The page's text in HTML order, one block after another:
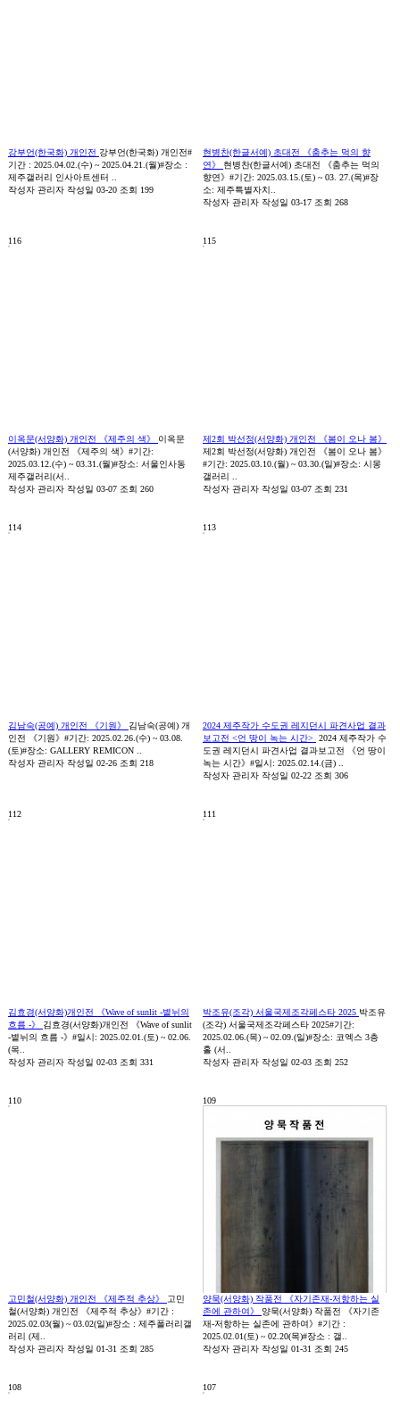
강부언(한국화) 개인전 강부언(한국화) 개인전#
기간 : 2025.04.02.(수) ~ 2025.04.21.(월)#장소 :
제주갤러리 인사아트센터 ..
작성자 관리자 작성일 03-20 조회 199
현병찬(한글서예) 초대전 《춤추는 먹의 향
연》 현병찬(한글서예) 초대전 《춤추는 먹의
향연》#기간: 2025.03.15.(토) ~ 03. 27.(목)#장
소: 제주특별자치..
작성자 관리자 작성일 03-17 조회 268
116
이옥문(서양화) 개인전 《제주의 색》 이옥문
(서양화) 개인전 《제주의 색》#기간:
2025.03.12.(수) ~ 03.31.(월)#장소: 서울인사동
제주갤러리(서..
작성자 관리자 작성일 03-07 조회 260
115
제2회 박선정(서양화) 개인전 《봄이 오나 봄》
제2회 박선정(서양화) 개인전 《봄이 오나 봄》
#기간: 2025.03.10.(월) ~ 03.30.(일)#장소: 시몽
갤러리 ..
작성자 관리자 작성일 03-07 조회 231
114
김남숙(공예) 개인전 《기원》 김남숙(공예) 개
인전 《기원》#기간: 2025.02.26.(수) ~ 03.08.
(토)#장소: GALLERY REMICON ..
작성자 관리자 작성일 02-26 조회 218
113
2024 제주작가 수도권 레지던시 파견사업 결과
보고전 <언 땅이 녹는 시간>
2024 제주작가 수
도권 레지던시 파견사업 결과보고전 《언 땅이
녹는 시간》#일시: 2025.02.14.(금) ..
작성자 관리자 작성일 02-22 조회 306
112
김효경(서양화)개인전 《Wave of sunlit -볕뉘의
흐름 -》 김효경(서양화)개인전 《Wave of sunlit
-볕뉘의 흐름 -》#일시: 2025.02.01.(토) ~ 02.06.
(목..
작성자 관리자 작성일 02-03 조회 331
111
박조유(조각) 서울국제조각페스타 2025 박조유
(조각) 서울국제조각페스타 2025#기간:
2025.02.06.(목) ~ 02.09.(일)#장소: 코엑스 3층
홀 (서..
작성자 관리자 작성일 02-03 조회 252
110
고민철(서양화) 개인전 《제주적 추상》 고민
철(서양화) 개인전 《제주적 추상》#기간 :
2025.02.03(월) ~ 03.02(일)#장소 : 제주폴러리갤
러리 (제..
작성자 관리자 작성일 01-31 조회 285
109
양묵(서양화) 작품전 《자기존재-저항하는 실
존에 관하여》 양묵(서양화) 작품전 《자기존
재-저항하는 실존에 관하여》#기간 :
2025.02.01(토) ~ 02.20(목)#장소 : 갤..
작성자 관리자 작성일 01-31 조회 245
108 107